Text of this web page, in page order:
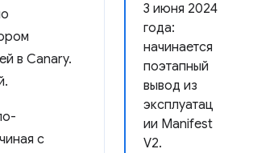
3 июня 2024
года:
начинается
поэтапный
вывод из
эксплуатац
ии Manifest
V2.
в Canary.
с